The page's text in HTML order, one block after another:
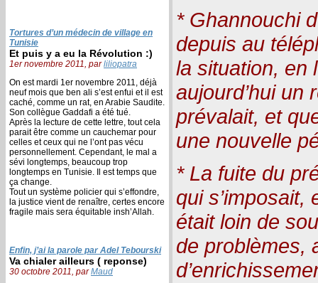
Tortures d’un médecin de village en
Tunisie
Et puis y a eu la Révolution :)
1er novembre 2011, parliliopatra
On est mardi 1er novembre 2011, déjà
neuf mois que ben ali s’est enfui et il est
caché, comme un rat, en Arabie Saudite.
Son collègue Gaddafi a été tué.
Après la lecture de cette lettre, tout cela
parait être comme un cauchemar pour
celles et ceux qui ne l’ont pas vécu
personnellement. Cependant, le mal a
sévi longtemps, beaucoup trop
longtemps en Tunisie. Il est temps que
ça change.
Tout un système policier qui s’effondre,
la justice vient de renaître, certes encore
fragile mais sera équitable insh’Allah.
Enfin, j’ai la parole par Adel Tebourski
Va chialer ailleurs ( reponse)
30 octobre 2011, parMaud
* Ghannouchi
depuis au
la situation, en
aujourd’hui un
prévalait, et
une nouvelle
* La fuite du
qui s’imposait,
était loin de
de problèmes,